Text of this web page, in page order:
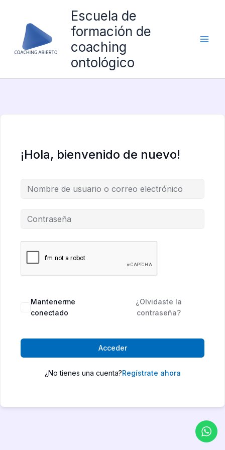
contenido
Escuela de
formación de
coaching
ontológico
¡Hola, bienvenido de nuevo!
Mantenerme
conectado
¿Olvidaste la
contraseña?
Acceder
¿No tienes una cuenta?Regístrate ahora